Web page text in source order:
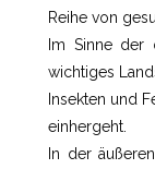
Reihe von
Im Sinne der
wichtiges
Insekten und
einhergeht.
In der